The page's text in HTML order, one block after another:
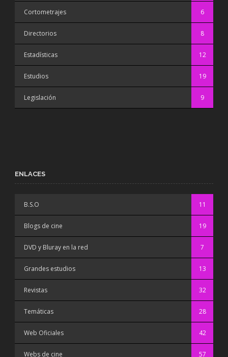
Cortometrajes 6
Directorios 8
Estadísticas 12
Estudios 19
Legislación 9
ENLACES
B.S.O 11
Blogs de cine 19
DVD y Bluray en la red 7
Grandes estudios 13
Revistas 32
Temáticas 28
Web Oficiales 42
Webs de cine 57